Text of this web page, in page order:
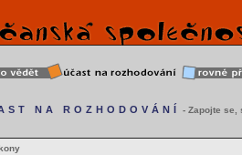
NA ROZHODOVÁNÍ - Zapojte se,